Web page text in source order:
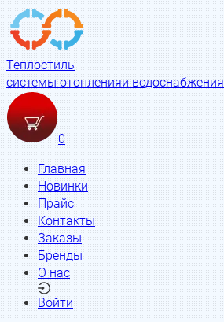
Теплостиль
системы отопленияи водоснабжения
0
Главная
Новинки
Прайс
Контакты
Заказы
Бренды
О нас
Войти